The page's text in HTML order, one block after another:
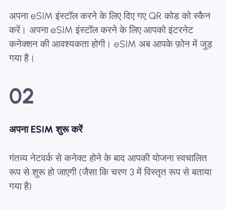
अपना eSIM इंस्टॉल करने के लिए दिए गए QR कोड को स्कैन
करें। अपना eSIM इंस्टॉल करने के लिए आपको इंटरनेट
कनेक्शन की आवश्यकता होगी। eSIM अब आपके फ़ोन में जुड़
गया है।
02
अपना ESIM शुरू करें
गंतव्य नेटवर्क से कनेक्ट होने के बाद आपकी योजना स्वचालित
रूप से शुरू हो जाएगी (जैसा कि चरण 3 में विस्तृत रूप से बताया
गया है)